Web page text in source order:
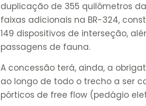
duplicação de 355 quilômetros
faixas adicionais na BR-324,
149 dispositivos de interseção,
passagens de fauna.
A concessão terá, ainda, a
ao longo de todo o trecho a ser
pórticos de free flow (pedágio